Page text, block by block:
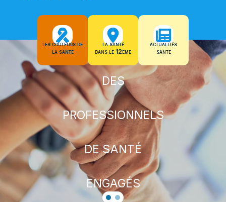
les couleurs de
la santé
la santé
dans le 12ème
actualités
santé
DES
PROFESSIONNELS
DE SANTÉ
ENGAGÉS